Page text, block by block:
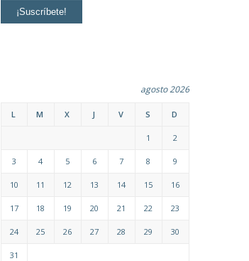
agosto 2026
L M X J V S D
1 2
3 4 5 6 7 8 9
10 11 12 13 14 15 16
17 18 19 20 21 22 23
24 25 26 27 28 29 30
31